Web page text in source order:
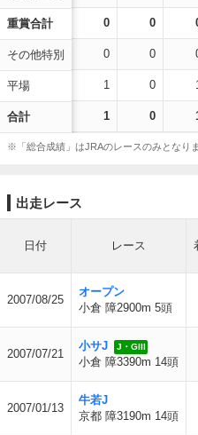
重賞合計
その他特別
平場
合計
0 0
0 0
1 0
1 0
※「総合成績」はJRAのレースのみとなりま
出走レース
日付 レース
2007/08/25
オープン
小倉 障2900m 5頭
2007/07/21
小サJ J・GIII
小倉 障3390m 14頭
2007/01/13
牛若J
京都 障3190m 14頭